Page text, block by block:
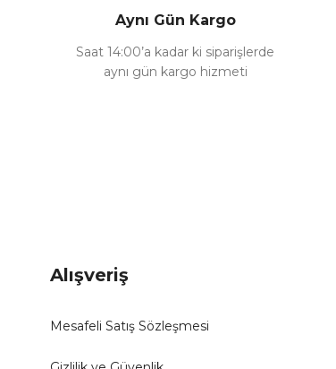
Aynı Gün Kargo
Saat 14:00’a kadar ki siparişlerde
aynı gün kargo hizmeti
Alışveriş
Mesafeli Satış Sözleşmesi